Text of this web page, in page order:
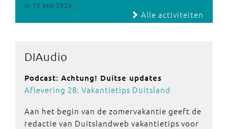
di 15 sep 2026
Alle activiteiten
DIAudio
Podcast: Achtung! Duitse updates
Aflevering 28: Vakantietips Duitsland
Aan het begin van de zomervakantie geeft de
redactie van Duitslandweb vakantietips voor